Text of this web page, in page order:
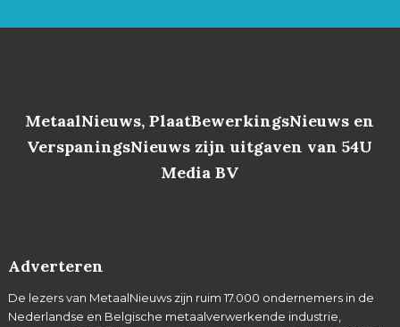
MetaalNieuws, PlaatBewerkingsNieuws en
VerspaningsNieuws zijn uitgaven van 54U
Media BV
Adverteren
De lezers van MetaalNieuws zijn ruim 17.000 ondernemers in de
Nederlandse en Belgische metaalverwerkende industrie,